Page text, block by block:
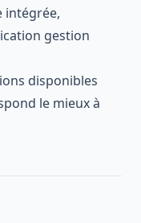
intégrée,
gestion
disponibles
le mieux à